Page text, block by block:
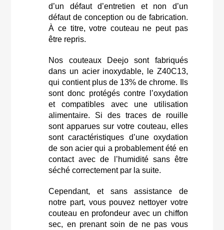
d’un défaut d’entretien et non d’un
défaut de conception ou de fabrication.
À ce titre, votre couteau ne peut pas
être repris.
Nos couteaux Deejo sont fabriqués
dans un acier inoxydable, le Z40C13,
qui contient plus de 13% de chrome. Ils
sont donc protégés contre l’oxydation
et compatibles avec une utilisation
alimentaire. Si des traces de rouille
sont apparues sur votre couteau, elles
sont caractéristiques d’une oxydation
de son acier qui a probablement été en
contact avec de l’humidité sans être
séché correctement par la suite.
Cependant, et sans assistance de
notre part, vous pouvez nettoyer votre
couteau en profondeur avec un chiffon
sec, en prenant soin de ne pas vous